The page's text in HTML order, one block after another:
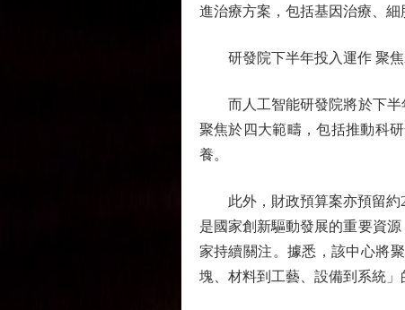
進治療方案，包括基因治療、細
研發院下半年投入運作 聚焦
而人工智能研發院將於下半
聚焦於四大範疇，包括推動科
養。
此外，財政預算案亦預留約
是國家創新驅動發展的重要資
家持續關注。據悉，該中心將
塊、材料到工藝、設備到系統